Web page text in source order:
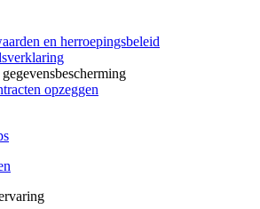
en herroepingsbeleid
opzeggen